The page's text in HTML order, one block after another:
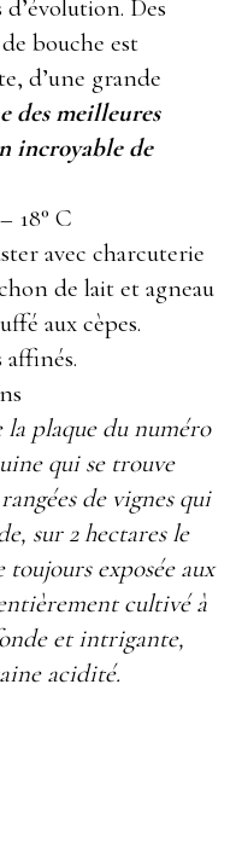
Des
bouche est
d’une grande
des meilleures
incroyable de
18° C
avec charcuterie
de lait et agneau
aux cèpes.
affinés.
plaque du numéro
qui se trouve
de vignes qui
sur 2 hectares le
exposée aux
cultivé à
et intrigante,
acidité.